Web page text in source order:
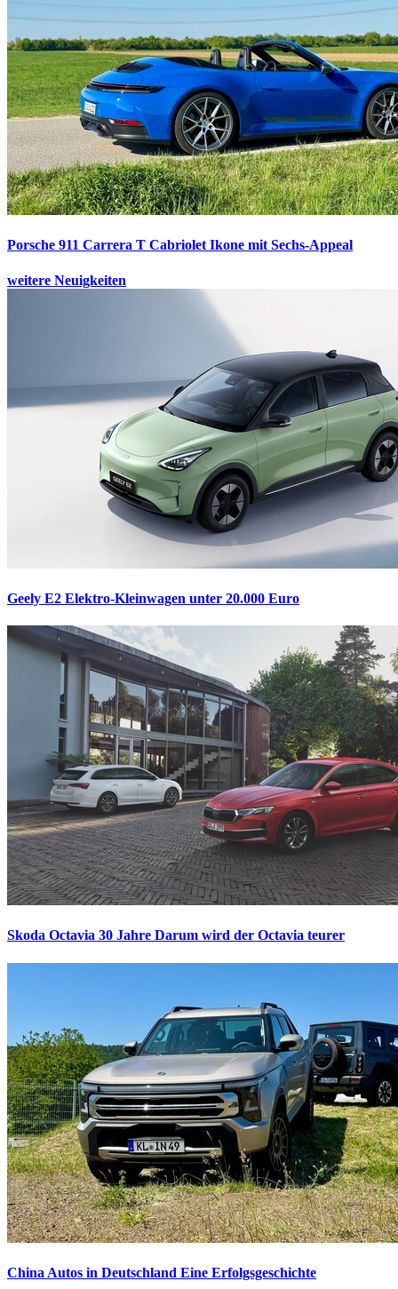
Porsche 911 Carrera T Cabriolet Ikone mit Sechs-Appeal
weitere Neuigkeiten
Geely E2 Elektro-Kleinwagen unter 20.000 Euro
Skoda Octavia 30 Jahre Darum wird der Octavia teurer
China Autos in Deutschland Eine Erfolgsgeschichte